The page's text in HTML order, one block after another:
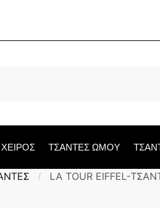
ΤΣΑΝΤΕΣ ΩΜΟΥ
/ LA TOUR EIFFEL-